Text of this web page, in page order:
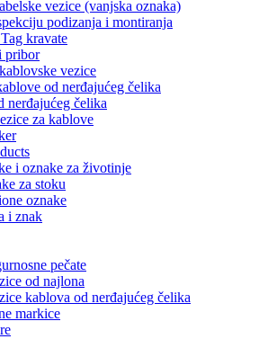
vezice (vanjska oznaka)
podizanja i montiranja
kravate
pribor
vezice
od nerđajućeg čelika
nerđajućeg čelika
za kablove
i oznake za životinje
za stoku
oznake
i znak
pečate
od najlona
kablova od nerđajućeg čelika
markice